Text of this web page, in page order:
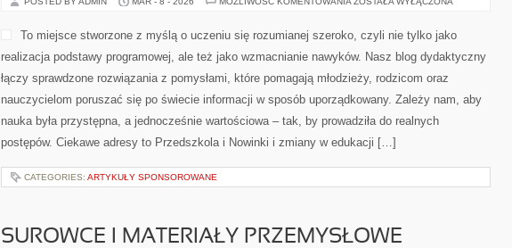
DODATKOWE
ZAJĘCIA
To miejsce stworzone z myślą o uczeniu się rozumianej szeroko, czyli nie tylko jako
realizacja podstawy programowej, ale też jako wzmacnianie nawyków. Nasz blog dydaktyczny
łączy sprawdzone rozwiązania z pomysłami, które pomagają młodzieży, rodzicom oraz
nauczycielom poruszać się po świecie informacji w sposób uporządkowany. Zależy nam, aby
nauka była przystępna, a jednocześnie wartościowa – tak, by prowadziła do realnych
postępów. Ciekawe adresy to Przedszkola i Nowinki i zmiany w edukacji […]
CATEGORIES: ARTYKUŁY SPONSOROWANE
SUROWCE I MATERIAŁY PRZEMYSŁOWE